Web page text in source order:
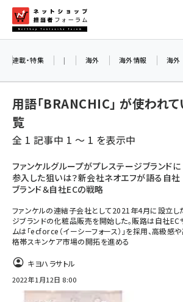
ン
ネットショップ担当者
amazon (2232)
yahoo (1894)
楽天 (1863)
ecbeing (1203)
アスクル (1112)
revico (737)
連載・特集 | 海外 海外情報 海外
用語「BRANCHIC」 が使われ
覧
全 1 記事中 1 ～ 1 を表示中
ファンケルグループがプレステージブランドに
参入した狙いは？新会社ネオエフが語る自社
ブランド＆自社ECの戦略
ファンケルの連結子会社として2021年4月に設立し
ジブランドの化粧品販売を開始した。販路は自社EC
ムは「ecforce（イーシーフォース）」を採用、高級感
格帯スキンケア市場の開拓を進める
キヨハラサトル
2022年1月12日 8:00